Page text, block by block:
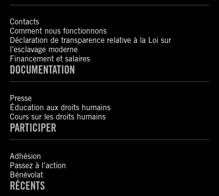
Contacts
Comment nous fonctionnons
Déclaration de transparence relative à la Loi sur
l’esclavage moderne
Financement et salaires
DOCUMENTATION
Presse
Éducation aux droits humains
Cours sur les droits humains
PARTICIPER
Adhésion
Passez à l’action
Bénévolat
RÉCENTS